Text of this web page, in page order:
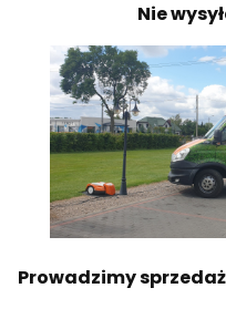
Nie
Prowadzimy